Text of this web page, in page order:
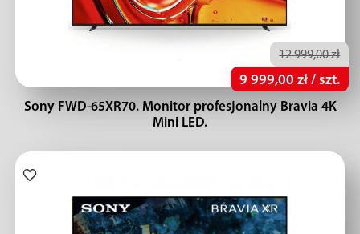
12 999,00 zł
9 999,00 zł / szt.
Sony FWD-65XR70. Monitor profesjonalny Bravia 4K
Mini LED.